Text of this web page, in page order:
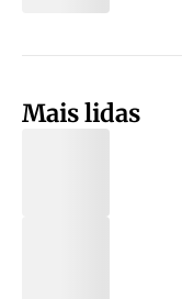
Mais lidas